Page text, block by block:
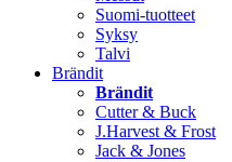
Suomi-tuotteet
Syksy
Talvi
Brändit
Brändit
Cutter & Buck
J.Harvest & Frost
Jack & Jones